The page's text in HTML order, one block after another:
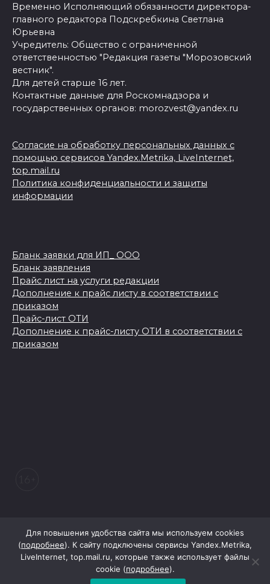
Временно Исполняющий обязанности директора-
главного редактора Подскребкина Светлана
Юрьевна
Учредитель: Общество с ограниченной
ответственностью "Редакция газеты "Морозовский
вестник".
Для детей старше 16 лет.
Контактные данные для Роскомнадзора и
государственных органов: morozvest@yandex.ru
Согласие на обработку персональных данных с
помощью сервисов Yandex.Metrika, LiveInternet,
top.mail.ru
Политика конфиденциальности и защиты
информации
Бланк заявки для ИП_ ООО
Бланк заявления
Прайс лист на услуги редакции
Дополнение к прайс листу в соответствии с
приказом
Прайс-лист ОТИ
Дополнение к прайс-листу ОТИ в соответствии с
приказом
При поддержке Правительства Ростовской области
Для повышения удобства сайта мы используем cookies
(подробнее). К сайту подключены сервисы Yandex.Metrika,
LiveInternet, top.mail.ru, которые также использует файлы
cookie (подробнее).